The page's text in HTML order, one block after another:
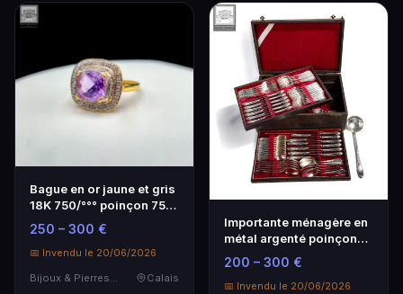
Bague en or jaune et gris
18K 750/°°° poinçon 750
sertie d'u…
250 – 300 €
📅 Invendu le 20/06/2026
Bijoux & Pierres Précieuses
Calais
Importante ménagère en
métal argenté poinçon
100, comprenant…
200 – 300 €
📅 Invendu le 20/06/2026